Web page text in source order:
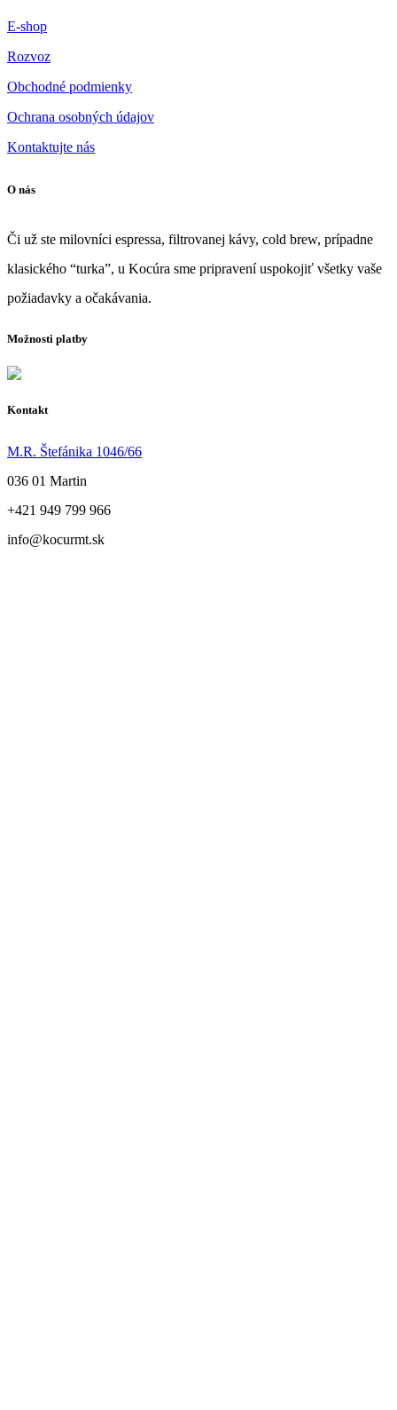
E-shop
Rozvoz
Obchodné podmienky
Ochrana osobných údajov
Kontaktujte nás
O nás
Či už ste milovníci espressa, filtrovanej kávy, cold brew, prípadne
klasického “turka”, u Kocúra sme pripravení uspokojiť všetky vaše
požiadavky a očakávania.
Možnosti platby
Kontakt
M.R. Štefánika 1046/66
036 01 Martin
+421 949 799 966
info@kocurmt.sk